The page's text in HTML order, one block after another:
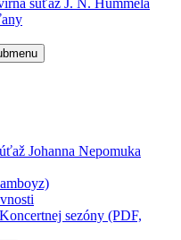
súťaž J. N. Hummela
Johanna Nepomuka
sezóny (PDF,